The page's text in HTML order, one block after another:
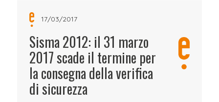
17/03/2017
Sisma 2012: il 31 marzo
2017 scade il termine per
la consegna della verifica
di sicurezza